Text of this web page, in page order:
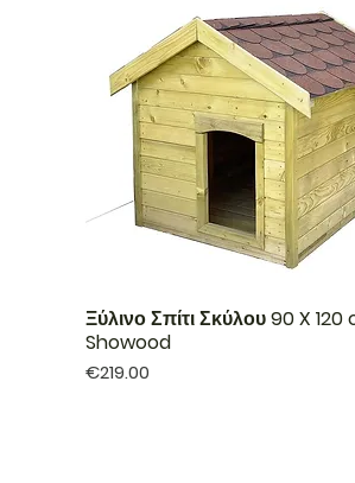
Ξύλινο Σπίτι Σκύλου 90 X 120
Showood
Price
€219.00